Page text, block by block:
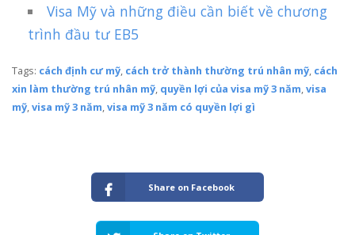
Visa Mỹ và những điều cần biết về chương
trình đầu tư EB5
Tags: cách định cư mỹ, cách trở thành thường trú nhân mỹ, cách
xin làm thường trú nhân mỹ, quyền lợi của visa mỹ 3 năm,visa
mỹ,visa mỹ 3 năm,visa mỹ 3 năm có quyền lợi gì
Share on Facebook